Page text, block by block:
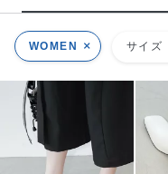
WOMEN サイズ